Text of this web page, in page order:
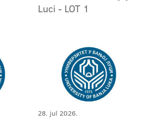
Luci - LOT 1
28. jul 2026.